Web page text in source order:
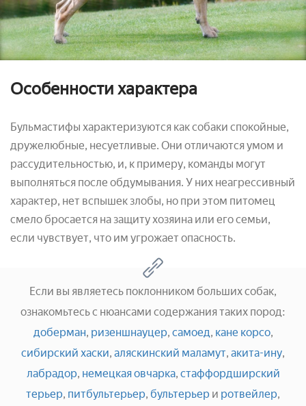
Особенности характера
Бульмастифы характеризуются как собаки спокойные,
дружелюбные, несуетливые. Они отличаются умом и
рассудительностью, и, к примеру, команды могут
выполняться после обдумывания. У них неагрессивный
характер, нет вспышек злобы, но при этом питомец
смело бросается на защиту хозяина или его семьи,
если чувствует, что им угрожает опасность.
Если вы являетесь поклонником больших собак,
ознакомьтесь с нюансами содержания таких пород:
доберман, ризеншнауцер, самоед, кане корсо,
сибирский хаски, аляскинский маламут, акита-ину,
лабрадор, немецкая овчарка, стаффордширский
терьер, питбультерьер, бультерьер и ротвейлер,